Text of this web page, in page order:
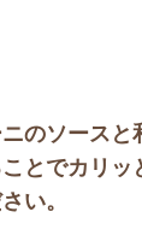
のソース
とでカリ
い。